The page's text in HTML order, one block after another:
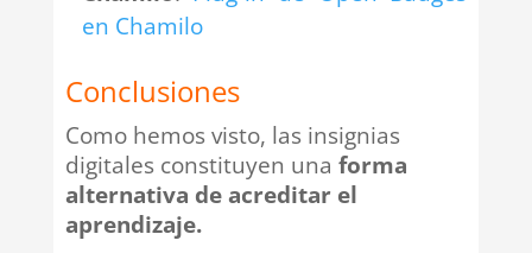
en Chamilo
Conclusiones
Como hemos visto, las insignias
digitales constituyen una forma
alternativa de acreditar el
aprendizaje.